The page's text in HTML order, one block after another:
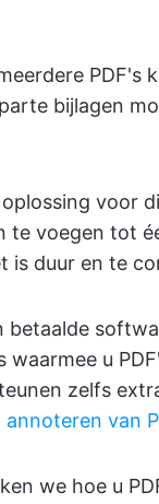
PDF's
bijlagen
voor
te voegen tot
is duur en te
betaalde
waarmee u
zelfs
annoteren van
we hoe u